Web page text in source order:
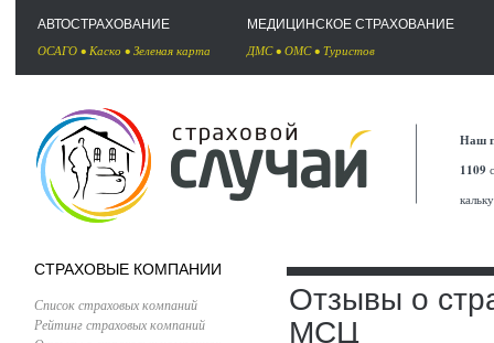
АВТОСТРАХОВАНИЕ
ОСАГО • Каско • Зеленая карта
МЕДИЦИНСКОЕ СТРАХОВАНИЕ
ДМС• ОМС• Туристов
Наш
1109
СТРАХОВЫЕ КОМПАНИИ
Список страховых компаний
Рейтинг страховых компаний
Отзывы о
МСЦ